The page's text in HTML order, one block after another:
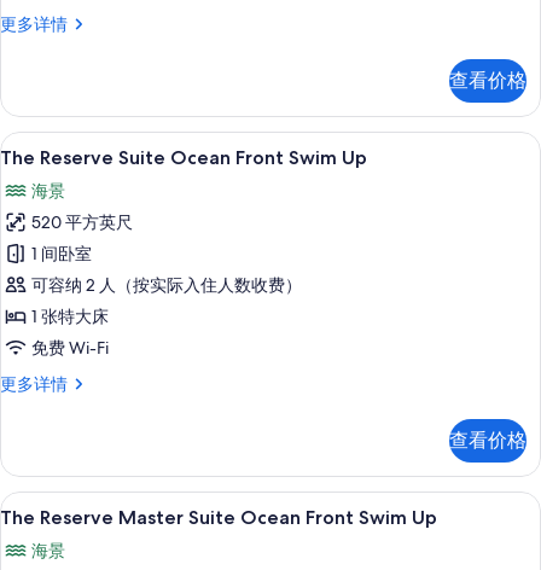
景
的
所
有
照
片
更多详情
小
花
园
景
更
多
信
息
查看价格
显
The
Reserve
Suite
Ocean
Front
Swim
Up
有
照
片
The Reserve Suite Ocean Front Swim
8
The Reserve Suite Ocean Front Swim Up
海景
520 平方英尺
1 间卧室
可容纳 2 人（按实际入住人数收费）
1 张特大床
免费 Wi-Fi
更多详情
The
Front
Swim
Up
多
查看价格
显
The Reserve Master Suite Ocean
8
The Reserve Master Suite Ocean Front Swim Up
海景